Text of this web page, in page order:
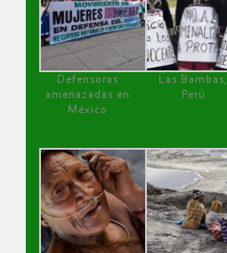
Defensoras
amenazadas en
México
Las Bambas,
Perú